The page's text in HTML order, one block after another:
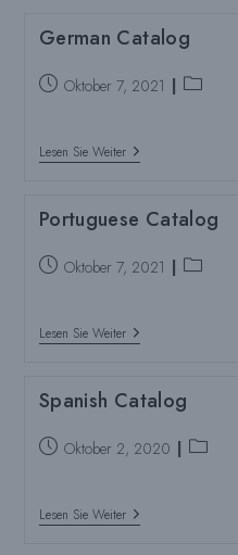
German Catalog
BeitragOktober 7, 2021
Lesen Sie WeiterGerman
Catalog
Portuguese Catalog
BeitragOktober 7, 2021
Lesen Sie WeiterPortuguese
Catalog
Spanish Catalog
BeitragOktober 2, 2020
Lesen Sie WeiterSpanish
Catalog